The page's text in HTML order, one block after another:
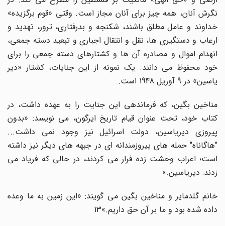
نگرش آنان، همه چیز براى آنان مجاز است. وقتى «قوم برگزیده»
خداوند و عامل مطلق باشند، شکنجه و بدرفتارى، ترور، تهدید و
ارعاب و دستگیرى ها، نقل و انتقال اجبارى و تبعید دسته جمعى،
انهدام اموال و مصادره آن ها و کشتارهاى دسته جمعى را براى
خود محفوظ مى دانند. یک نمونه از این جنایات، کشتار «دیر
یاسین» در 9 آوریل 1948 است.
مناخین بگین، که فرماندهى این جنایت را به عهده داشت، در
کتاب خود، تحت عنوان قیام تاریخ ایرگون، مى نویسد: «بدون
پیروزى دیریاسین، دولت اسرائیل نیز وجود نمى داشت...
"هاگاناه" حمله هاى پیروزمندانه اى در جبهه هاى دیگر نیز داشته
است؛ اعراب وحشت زده فرار مى کردند، در حالى که فریاد مى
زدند: دیریاسین.»
خانم گلدمایر و مناخین بگین مى گویند: «این زمین به ما وعده
داده شده بود و ما بر آن حق داریم.»13